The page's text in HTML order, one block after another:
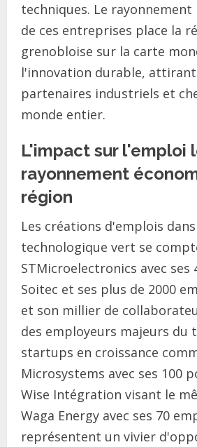
techniques. Le
de ces entreprises place la
grenobloise sur la carte
l'innovation durable,
partenaires industriels et
monde entier.
L'impact sur l'emploi
rayonnement
région
Les créations d'emplois
technologique vert se
STMicroelectronics avec ses
Soitec et ses plus de 2000
et son millier de
des employeurs majeurs du
startups en croissance
Microsystems avec ses 100
Wise Intégration visant le
Waga Energy avec ses 70
représentent un vivier